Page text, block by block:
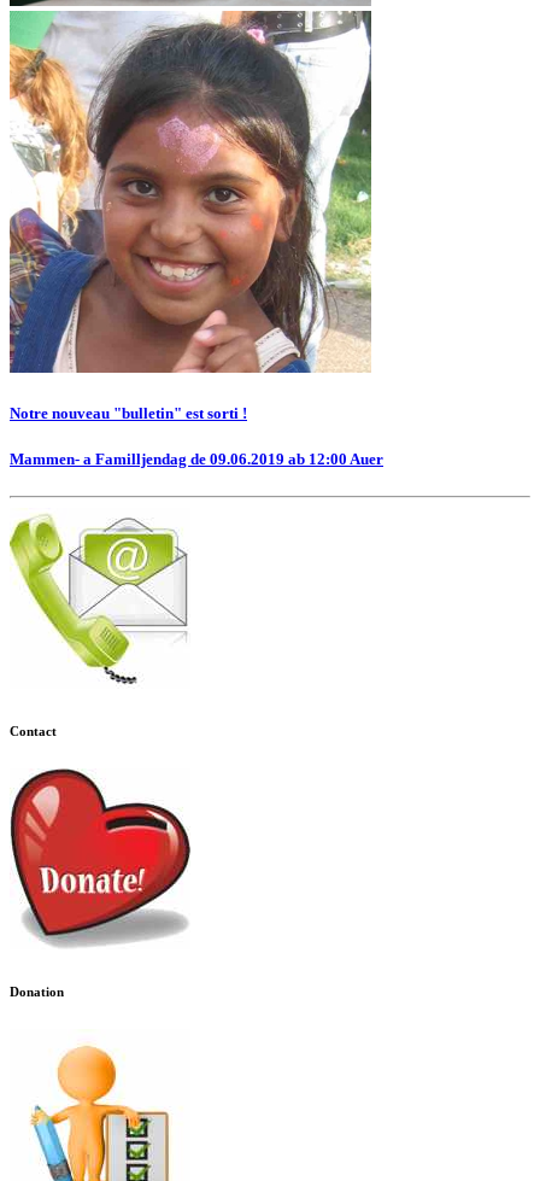
Notre nouveau "bulletin" est sorti !
Mammen- a Familljendag de 09.06.2019 ab 12:00 Auer
Contact
Donation